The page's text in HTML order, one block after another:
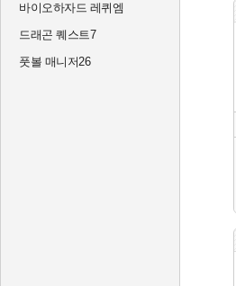
바이오하자드 레퀴엠
드래곤 퀘스트7
풋볼 매니저26